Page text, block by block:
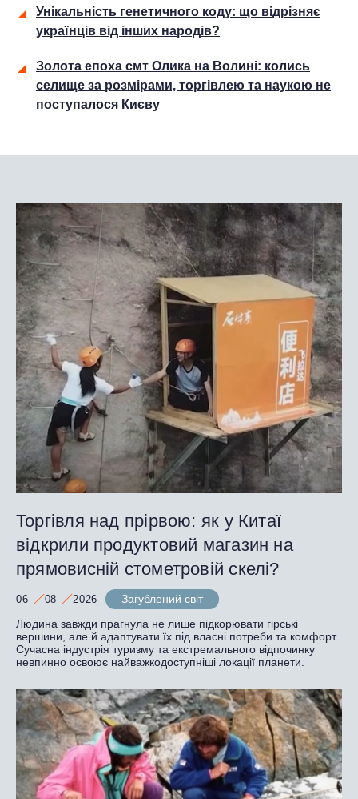
Унікальність генетичного коду: що відрізняє
українців від інших народів?
Золота епоха смт Олика на Волині: колись
селище за розмірами, торгівлею та наукою не
поступалося Києву
Торгівля над прірвою: як у Китаї
відкрили продуктовий магазин на
прямовисній стометровій скелі?
06 08 2026
Загублений світ
Людина завжди прагнула не лише підкорювати гірські
вершини, але й адаптувати їх під власні потреби та комфорт.
Сучасна індустрія туризму та екстремального відпочинку
невпинно освоює найважкодоступніші локації планети.